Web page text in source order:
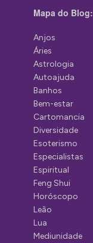
Mapa do Blog:
Anjos
Áries
Astrologia
Autoajuda
Banhos
Bem-estar
Cartomancia
Diversidade
Esoterismo
Especialistas
Espiritual
Feng Shui
Horóscopo
Leão
Lua
Mediunidade